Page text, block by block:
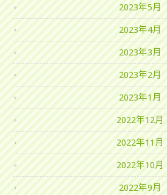
2023年5月
2023年4月
2023年3月
2023年2月
2023年1月
2022年12月
2022年11月
2022年10月
2022年9月